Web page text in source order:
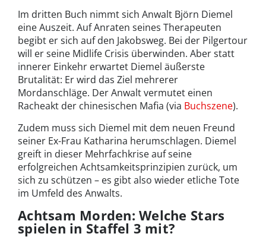
Im dritten Buch nimmt sich Anwalt Björn Diemel
eine Auszeit. Auf Anraten seines Therapeuten
begibt er sich auf den Jakobsweg. Bei der Pilgertour
will er seine Midlife Crisis überwinden. Aber statt
innerer Einkehr erwartet Diemel äußerste
Brutalität: Er wird das Ziel mehrerer
Mordanschläge. Der Anwalt vermutet einen
Racheakt der chinesischen Mafia (via Buchszene).
Zudem muss sich Diemel mit dem neuen Freund
seiner Ex-Frau Katharina herumschlagen. Diemel
greift in dieser Mehrfachkrise auf seine
erfolgreichen Achtsamkeitsprinzipien zurück, um
sich zu schützen – es gibt also wieder etliche Tote
im Umfeld des Anwalts.
Achtsam Morden: Welche Stars
spielen in Staffel 3 mit?